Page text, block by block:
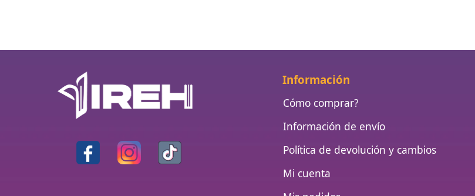
Información
Cómo comprar?
Información de envío
Política de devolución y cambios
Mi cuenta